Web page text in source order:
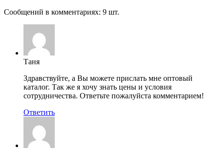
Сообщений в комментариях: 9 шт.
Таня
Здравствуйте, а Вы можете прислать мне оптовый
каталог. Так же я хочу знать цены и условия
сотрудничества. Ответьте пожалуйста комментарием!
Ответить